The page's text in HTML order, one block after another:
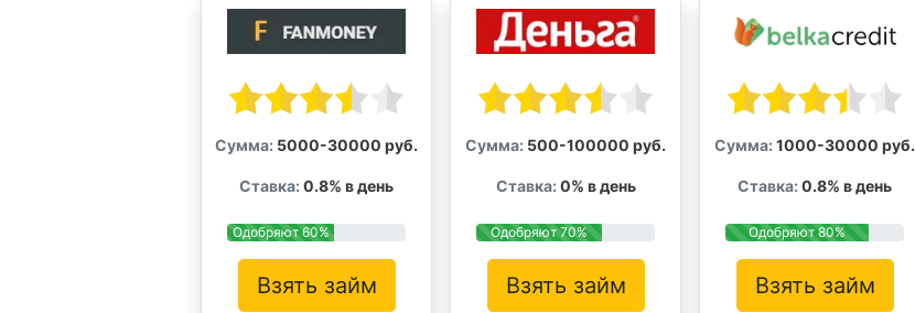
Сумма: 5000-30000 руб.
Ставка: 0.8% в день
Одобряют 60%
Взять займ
Сумма: 500-100000 руб.
Ставка: 0% в день
Одобряют 70%
Взять займ
Сумма: 1000-30000 руб.
Ставка: 0.8% в день
Одобряют 80%
Взять займ